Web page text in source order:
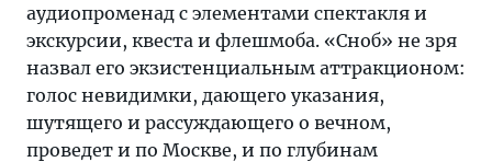
аудиопроменад с элементами спектакля и
экскурсии, квеста и флешмоба. «Сноб» не зря
назвал его экзистенциальным аттракционом:
голос невидимки, дающего указания,
шутящего и рассуждающего о вечном,
проведет и по Москве, и по глубинам